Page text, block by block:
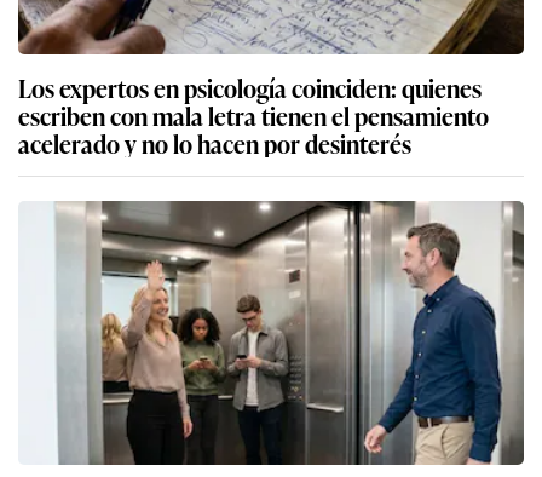
Los expertos en psicología coinciden: quienes
escriben con mala letra tienen el pensamiento
acelerado y no lo hacen por desinterés